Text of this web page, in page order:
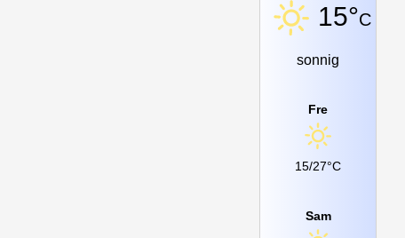
15°C
sonnig
Fre
15/27°C
Sam